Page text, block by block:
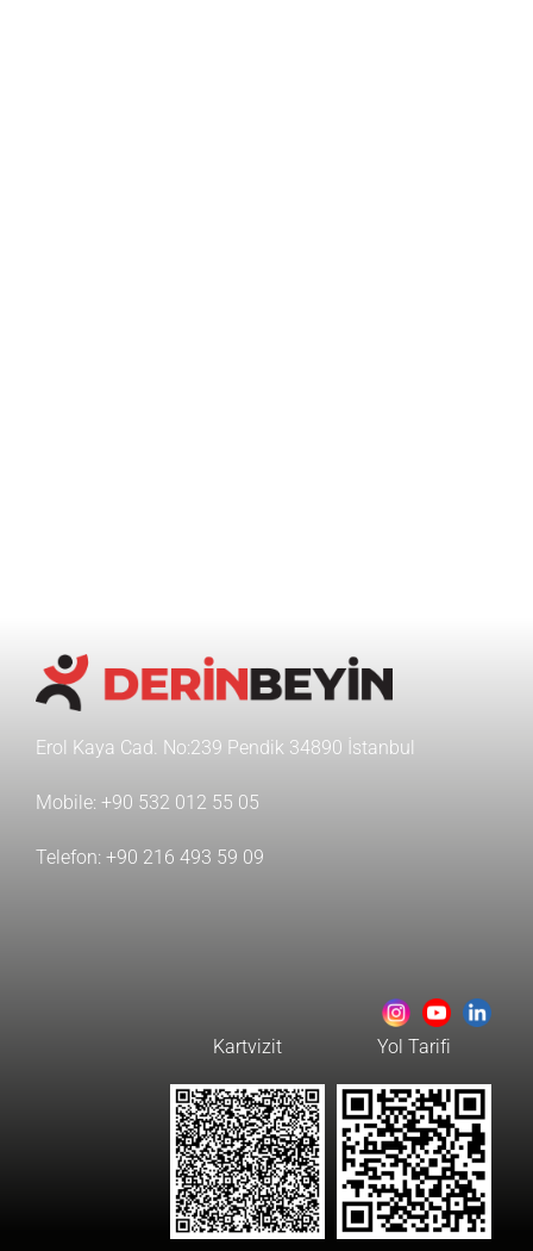
Erol Kaya Cad. No:239 Pendik 34890 İstanbul
Mobile: +90 532 012 55 05
Telefon: +90 216 493 59 09
Yol Tarifi
Kartvizit